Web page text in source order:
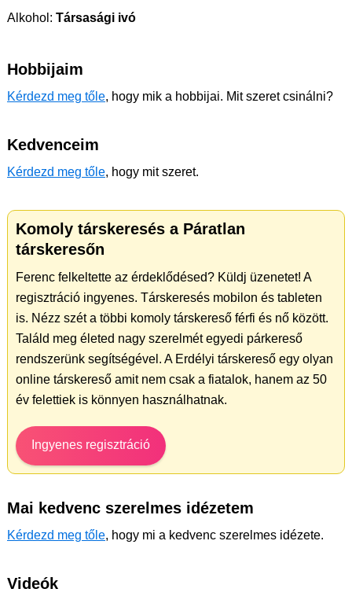
Alkohol: Társasági ivó
Hobbijaim
Kérdezd meg tőle, hogy mik a hobbijai. Mit szeret csinálni?
Kedvenceim
Kérdezd meg tőle, hogy mit szeret.
Komoly társkeresés a Páratlan
társkeresőn
Ferenc felkeltette az érdeklődésed? Küldj üzenetet! A
regisztráció ingyenes. Társkeresés mobilon és tableten
is. Nézz szét a többi komoly társkereső férfi és nő között.
Találd meg életed nagy szerelmét egyedi párkereső
rendszerünk segítségével. A Erdélyi társkereső egy olyan
online társkereső amit nem csak a fiatalok, hanem az 50
év felettiek is könnyen használhatnak.
Ingyenes regisztráció
Mai kedvenc szerelmes idézetem
Kérdezd meg tőle, hogy mi a kedvenc szerelmes idézete.
Videók